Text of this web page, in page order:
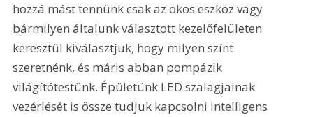
hozzá mást tennünk csak az okos eszköz vagy
bármilyen általunk választott kezelőfelületen
keresztül kiválasztjuk, hogy milyen színt
szeretnénk, és máris abban pompázik
világítótestünk. Épületünk LED szalagjainak
vezérlését is össze tudjuk kapcsolni intelligens